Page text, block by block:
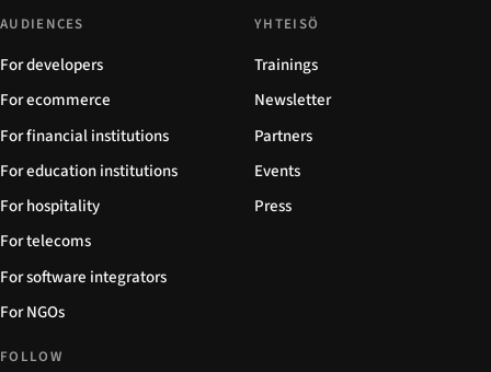
AUDIENCES
For developers
For ecommerce
For financial institutions
For education institutions
For hospitality
For telecoms
For software integrators
For NGOs
YHTEISÖ
Trainings
Newsletter
Partners
Events
Press
FOLLOW